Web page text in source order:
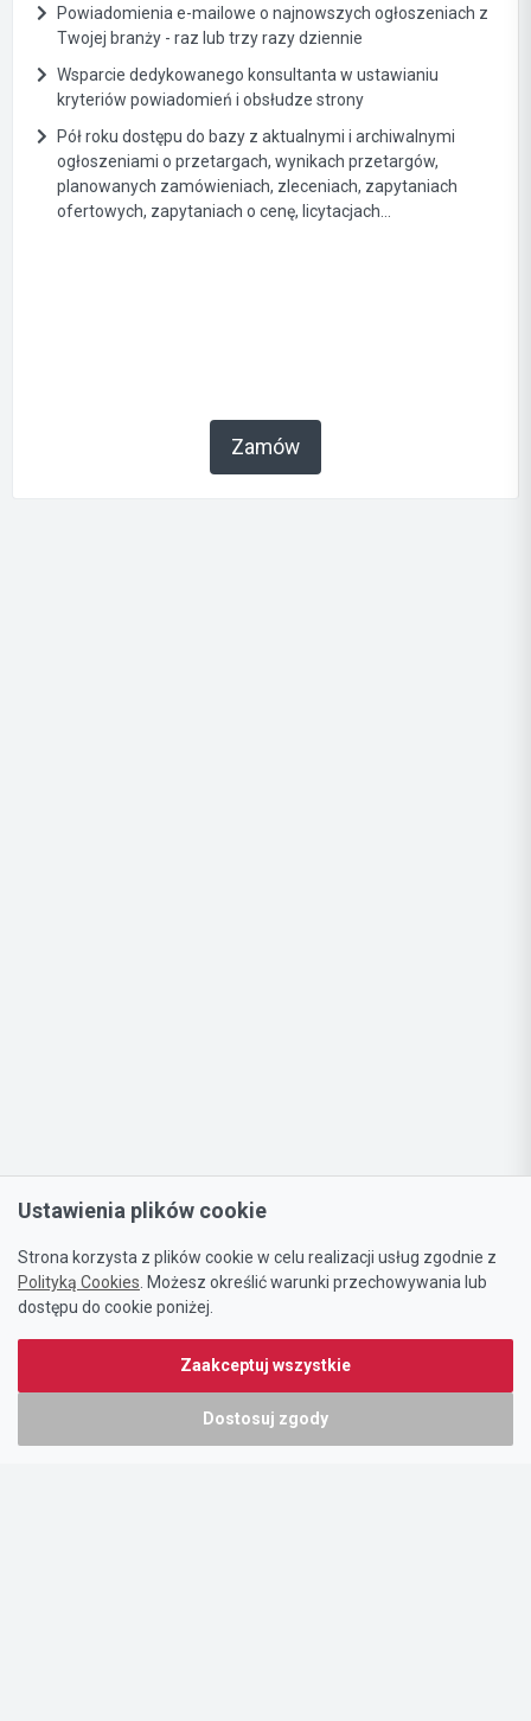
Powiadomienia e-mailowe o najnowszych ogłoszeniach z
Twojej branży - raz lub trzy razy dziennie
Wsparcie dedykowanego konsultanta w ustawianiu
kryteriów powiadomień i obsłudze strony
Pół roku dostępu do bazy z aktualnymi i archiwalnymi
ogłoszeniami o przetargach, wynikach przetargów,
planowanych zamówieniach, zleceniach, zapytaniach
ofertowych, zapytaniach o cenę, licytacjach...
Zamów
Ustawienia plików cookie
Strona korzysta z plików cookie w celu realizacji usług zgodnie z
Polityką Cookies . Możesz określić warunki przechowywania lub
dostępu do cookie poniżej.
Zaakceptuj wszystkie
Dostosuj zgody